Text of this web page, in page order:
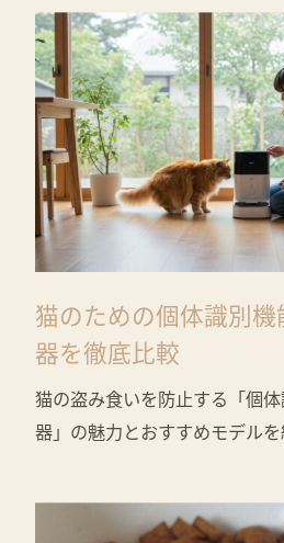
猫のための個体識別
器を徹底比較
猫の盗み食いを防止する「個
器」の魅力とおすすめモデルを